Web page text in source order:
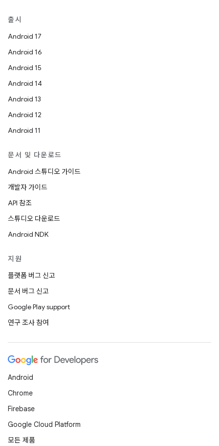
출시
Android 17
Android 16
Android 15
Android 14
Android 13
Android 12
Android 11
문서 및 다운로드
Android 스튜디오 가이드
개발자 가이드
API 참조
스튜디오 다운로드
Android NDK
지원
플랫폼 버그 신고
문서 버그 신고
Google Play support
연구 조사 참여
Android
Chrome
Firebase
Google Cloud Platform
모든 제품